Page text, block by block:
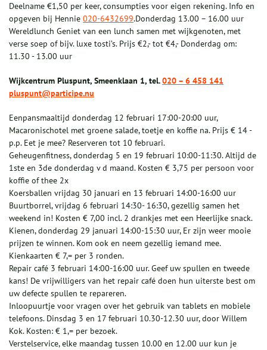
Deelname €1,50 per keer, consumpties voor eigen rekening. Info en
opgeven bij Hennie 020-6432699.Donderdag 13.00 – 16.00 uur
Wereldlunch Geniet van een lunch samen met wijkgenoten, met
verse soep of bijv. luxe tosti’s. Prijs €2,- tot €4,- Donderdag om:
11.30 - 13.00 uur
Wijkcentrum Pluspunt, Smeenklaan 1, tel.020 – 6 458 141
pluspunt@participe.nu
Eenpansmaaltijd donderdag 12 februari 17:00-20:00 uur,
Macaronischotel met groene salade, toetje en koffie na. Prijs € 14 -
p.p. Eet je mee? Reserveren tot 10 februari.
Geheugenfitness, donderdag 5 en 19 februari 10:00-11:30. Altijd de
1ste en 3de donderdag v d maand. Kosten € 3,75 per persoon voor
koffie of thee 2x
Koersballen vrijdag 30 januari en 13 februari 14:00-16:00 uur
Buurtborrel, vrijdag 6 februari 14:30- 16:30, gezellig samen het
weekend in! Kosten € 7,00 incl. 2 drankjes met een Heerlijke snack.
Kienen, donderdag 29 januari 14:00-15:30 uur, Er zijn weer mooie
prijzen te winnen. Kom ook en neem gezellig iemand mee.
Kienkaarten € 7,= per 3 ronden.
Repair café 3 februari 14:00-16:00 uur. Geef uw spullen en tweede
kans! De vrijwilligers van het repair café doen hun uiterste best om
uw defecte spullen te repareren.
Inloopuurtje voor vragen over het gebruik van tablets en mobiele
telefoons. Dinsdag 3 en 17 februari 10.30-12.30 uur, door Willem
Kok. Kosten: € 1,= per bezoek.
Verstelservice, elke maandag tussen 10.00 en 12.00 uur kun je